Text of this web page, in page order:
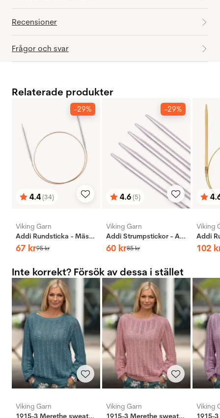
Recensioner
Frågor och svar
Relaterade produkter
-29%
Betyg:
4.4(34)
utav 5 stjärnor
Viking Garn
Addi Rundsticka - Mässing
67 kr95kr
-29%
Betyg:
4.6(5)
utav 5 stjärnor
Viking Garn
Addi Strumpstickor - Aluminium
60 kr85kr
utav
Viking
102
Inte korrekt? Försök av dessa i stället
Viking Garn
1915-3 Merethe sweater petroleum
Viking Garn
1915-3 Merethe sweater gammelrosa
Viking